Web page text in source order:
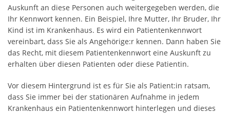
Auskunft an diese Personen auch weitergegeben werden, die
Ihr Kennwort kennen. Ein Beispiel, Ihre Mutter, Ihr Bruder, Ihr
Kind ist im Krankenhaus. Es wird ein Patientenkennwort
vereinbart, dass Sie als Angehörige:r kennen. Dann haben Sie
das Recht, mit diesem Patientenkennwort eine Auskunft zu
erhalten über diesen Patienten oder diese Patientin.
Vor diesem Hintergrund ist es für Sie als Patient:in ratsam,
dass Sie immer bei der stationären Aufnahme in jedem
Krankenhaus ein Patientenkennwort hinterlegen und dieses